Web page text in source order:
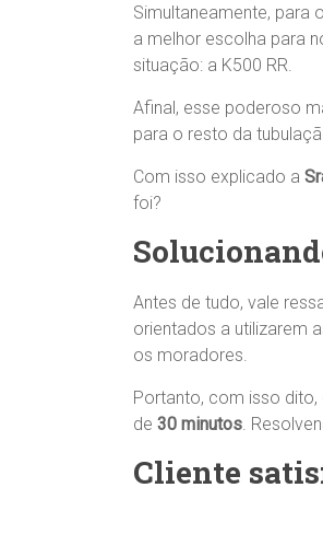
Simultaneamente, para o
a melhor escolha para
situação: a K500 RR.
Afinal, esse poderoso
para o resto da
Com isso explicado a
foi?
Antes de tudo, vale
orientados a utilizarem
os moradores.
Portanto, com isso
de 30 minutos.
Cliente